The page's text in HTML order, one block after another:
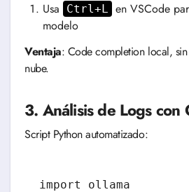
Usa Ctrl+L en VSCode
modelo
Ventaja: Code completion local,
nube.
3. Análisis de Logs con
Script Python automatizado:
import ollama